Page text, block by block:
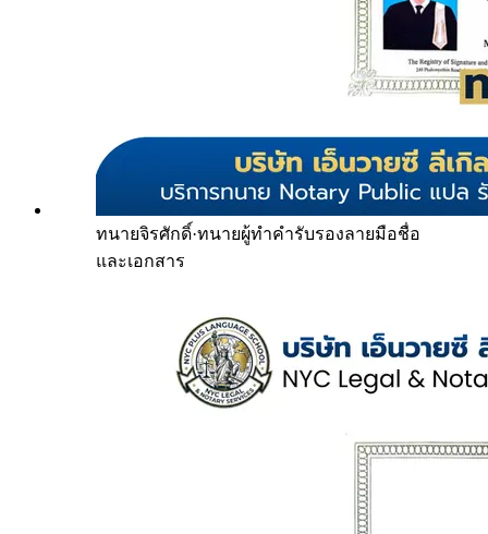
ทนายจิรศักดิ์·ทนายผู้ทำคำรับรองลายมือชื่อ
และเอกสาร